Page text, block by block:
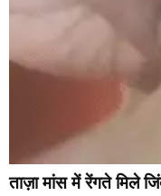
ताज़ा मांस में रेंगते मिले